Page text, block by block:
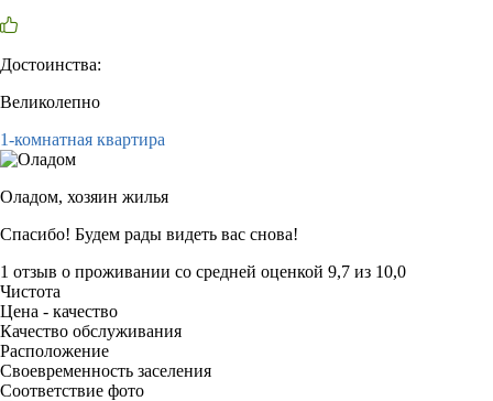
Достоинства:
Великолепно
1-комнатная квартира
Оладом, хозяин жилья
Спасибо! Будем рады видеть вас снова!
1 отзыв о проживании со средней оценкой 9,7 из 10,0
Чистота
Цена - качество
Качество обслуживания
Расположение
Своевременность заселения
Соответствие фото